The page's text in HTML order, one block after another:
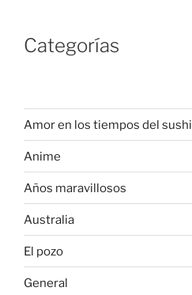
Categorías
Amor en los tiempos del sushi
Anime
Años maravillosos
Australia
El pozo
General